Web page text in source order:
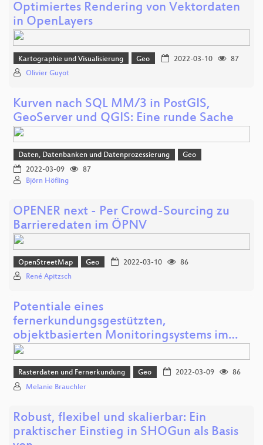
Optimiertes Rendering von Vektordaten
in OpenLayers
Kartographie und Visualisierung Geo 2022-03-10
87
Olivier Guyot
Kurven nach SQL MM/3 in PostGIS,
GeoServer und QGIS: Eine runde Sache
Daten, Datenbanken und Datenprozessierung
Geo
2022-03-09
87
Björn Höfling
OPENER next - Per Crowd-Sourcing zu
Barrieredaten im ÖPNV
OpenStreetMap Geo 2022-03-10
86
René Apitzsch
Potentiale eines
fernerkundungsgestützten,
objektbasierten Monitoringsystems im…
Rasterdaten und Fernerkundung Geo 2022-03-09
86
Melanie Brauchler
Robust, flexibel und skalierbar: Ein
praktischer Einstieg in SHOGun als Basis